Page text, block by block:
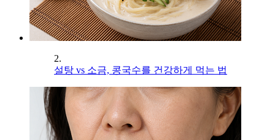
2.
설탕 vs 소금, 콩국수를 건강하게 먹는 법